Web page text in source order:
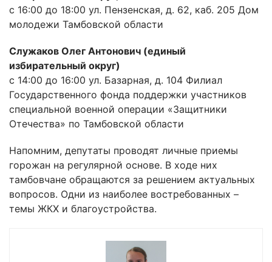
с 16:00 до 18:00 ул. Пензенская, д. 62, каб. 205 Дом
молодежи Тамбовской области
Служаков Олег Антонович (единый
избирательный округ)
с 14:00 до 16:00 ул. Базарная, д. 104 Филиал
Государственного фонда поддержки участников
специальной военной операции «Защитники
Отечества» по Тамбовской области
Напомним, депутаты проводят личные приемы
горожан на регулярной основе. В ходе них
тамбовчане обращаются за решением актуальных
вопросов. Одни из наиболее востребованных –
темы ЖКХ и благоустройства.